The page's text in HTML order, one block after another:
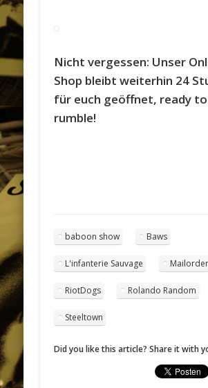
Nicht vergessen: Unser
Shop bleibt weiterhin 24
für euch geöffnet, ready
rumble!
baboon show Baws
L'infanterie Sauvage Mailorder
RiotDogs Rolando Random
Steeltown
Did you like this article? Share it with